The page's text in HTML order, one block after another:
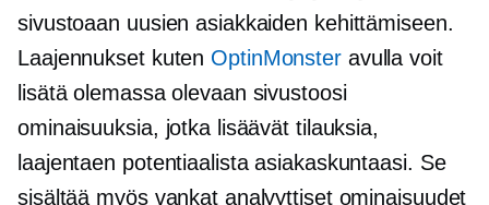
sivustoaan uusien asiakkaiden kehittämiseen.
Laajennukset kuten OptinMonsteravulla voit
lisätä olemassa olevaan sivustoosi
ominaisuuksia, jotka lisäävät tilauksia,
laajentaen potentiaalista asiakaskuntaasi. Se
sisältää myös vankat analyyttiset ominaisuudet